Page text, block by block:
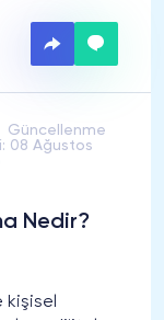
Güncellenme
08 Ağustos
Nedir?
kişisel